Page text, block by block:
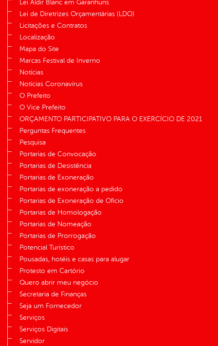
Lei Aldir Blanc em Garanhuns
Lei de Diretrizes Orçamentárias (LDO)
Licitações e Contratos
Localização
Mapa do Site
Marcas Festival de Inverno
Notícias
Notícias Coronavírus
O Prefeito
O Vice Prefeito
ORÇAMENTO PARTICIPATIVO PARA O EXERCÍCIO DE 2021
Perguntas Frequentes
Pesquisa
Portarias de Convocação
Portarias de Desistência
Portarias de Exoneração
Portarias de exoneração a pedido
Portarias de Exoneração de Ofício
Portarias de Homologação
Portarias de Nomeação
Portarias de Prorrogação
Potencial Turístico
Pousadas, hotéis e casas para alugar
Protesto em Cartório
Quero abrir meu negócio
Secretaria de Finanças
Seja um Fornecedor
Serviços
Serviços Digitais
Servidor